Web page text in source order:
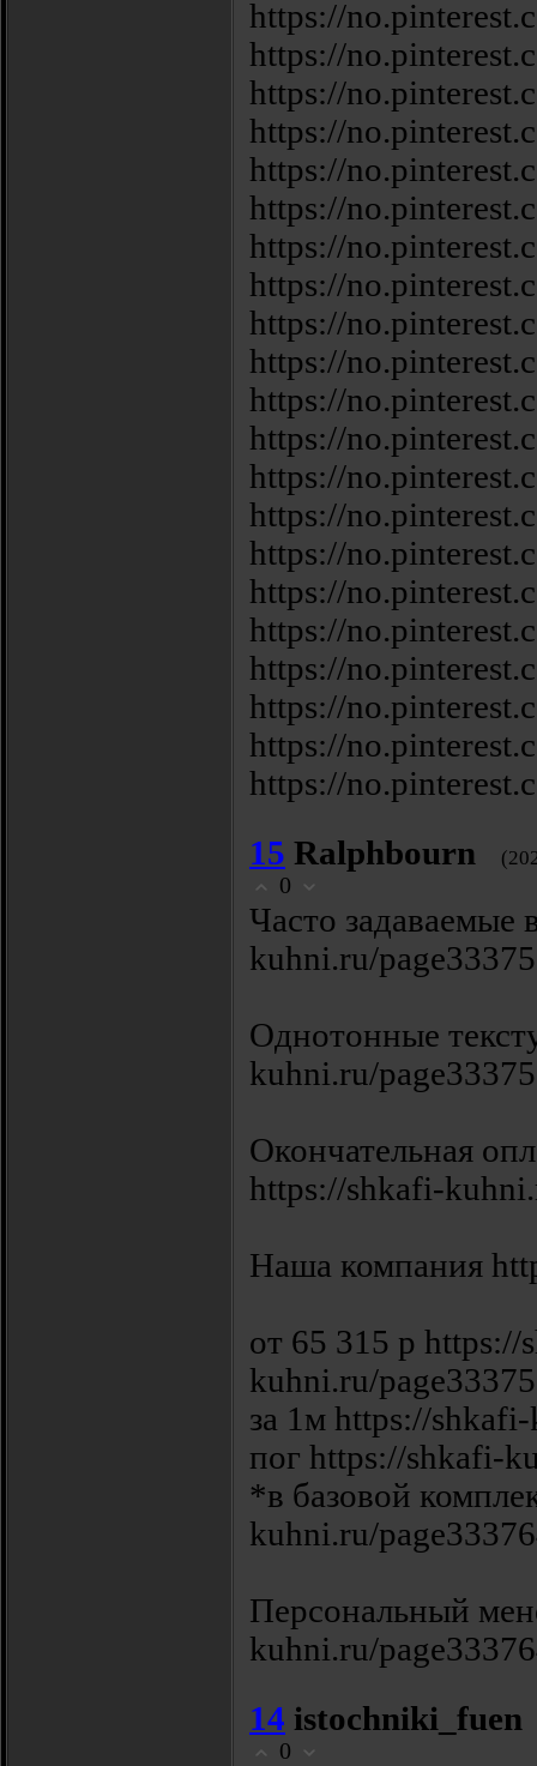
https://
https://
https://
https://
https://
https://
https://
https://
https://
https://
https://
https://
https://
https://
https://
https://
https://
https://
https://
https://
https://
15 Ralphbourn
0
Часто
kuhni.ru/
Однотонные
kuhni.ru/
Окончательная
https://shkafi-
Наша компания
от 65 315 р https://
kuhni.ru/
за 1м https://
пог https://shkafi-
*в базовой
kuhni.ru/
Персональный
kuhni.ru/
14 istochniki_fuen
0